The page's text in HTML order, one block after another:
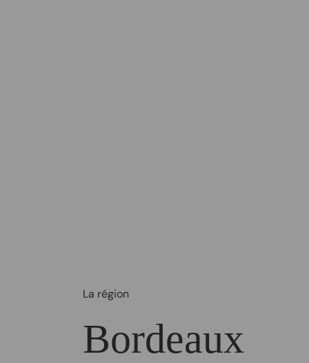
La région
Bordeaux